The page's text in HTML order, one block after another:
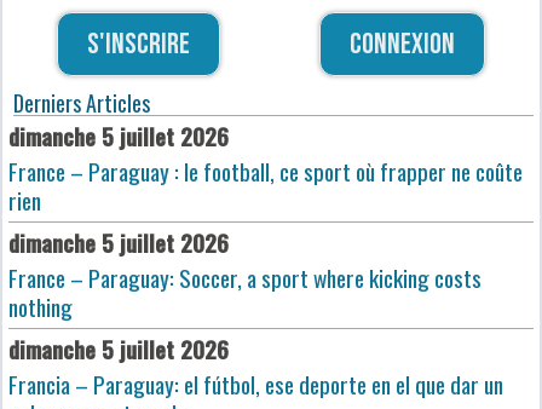
S'inscrire Connexion
Derniers Articles
dimanche 5 juillet 2026
France – Paraguay : le football, ce sport où frapper ne coûte
rien
dimanche 5 juillet 2026
France – Paraguay: Soccer, a sport where kicking costs
nothing
dimanche 5 juillet 2026
Francia – Paraguay: el fútbol, ese deporte en el que dar un